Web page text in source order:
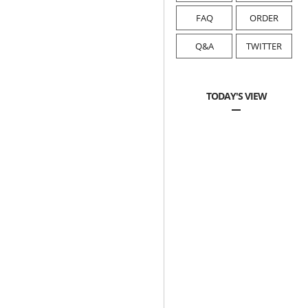
FAQ ORDER
Q&A TWITTER
TODAY'S VIEW